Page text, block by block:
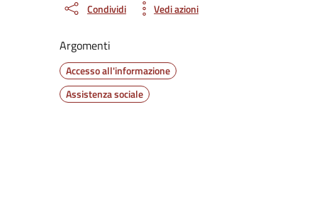
Condividi Vedi azioni
Argomenti
Accesso all'informazione
Assistenza sociale